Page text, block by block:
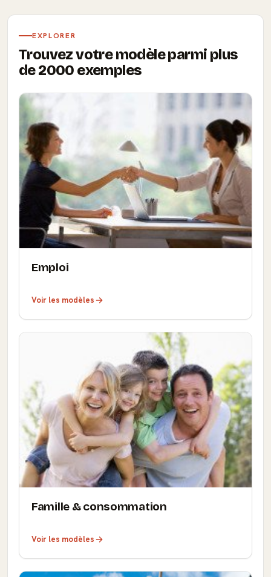
EXPLORER
Trouvez votre modèle parmi plus
de 2000 exemples
Emploi
Voir les modèles
Famille & consommation
Voir les modèles